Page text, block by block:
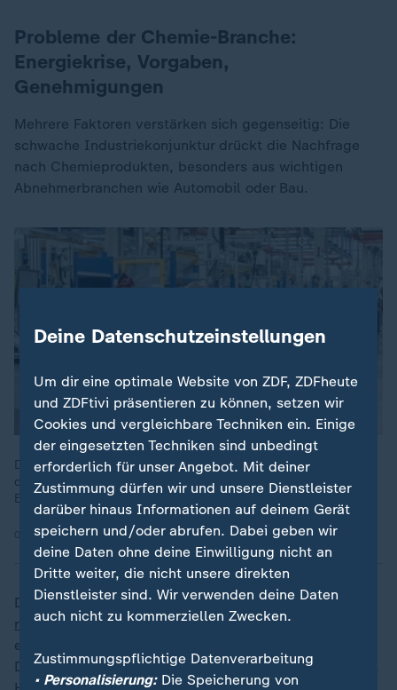
Probleme der Chemie-Branche:
Energiekrise, Vorgaben,
Genehmigungen
Mehrere Faktoren verstärken sich gegenseitig: Die
schwache Industriekonjunktur drückt die Nachfrage
nach Chemieprodukten, besonders aus wichtigen
Abnehmerbranchen wie Automobil oder Bau.
Die schwarz-rote Regierung wollte die Wirtschaft ankurbeln,
doch Aufschwung ist nicht zu spüren. In der Metall- und
Elektroindustrie gingen zehntausende Arbeitsplätze verloren.
09.12.2025 | 2:08 min
Die Gründe sind vielfältig: Die Energiekrise nach dem
russischen Angriff auf die Ukrainehat die Kosten
explodieren lassen. Gas und Strom sind in
Deutschland deutlich teurer als in denUSAoder Asien.
Deine Datenschutzeinstellungen
Um dir eine optimale Website von ZDF, ZDFheute
und ZDFtivi präsentieren zu können, setzen wir
Cookies und vergleichbare Techniken ein. Einige
der eingesetzten Techniken sind unbedingt
erforderlich für unser Angebot. Mit deiner
Zustimmung dürfen wir und unsere Dienstleister
darüber hinaus Informationen auf deinem Gerät
speichern und/oder abrufen. Dabei geben wir
deine Daten ohne deine Einwilligung nicht an
Dritte weiter, die nicht unsere direkten
Dienstleister sind. Wir verwenden deine Daten
auch nicht zu kommerziellen Zwecken.
Zustimmungspflichtige Datenverarbeitung
• Personalisierung:Die Speicherung von